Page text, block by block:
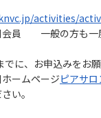
activities/
会員 一般の方も一
、お申込みをお願
ムページピアサロ
い。